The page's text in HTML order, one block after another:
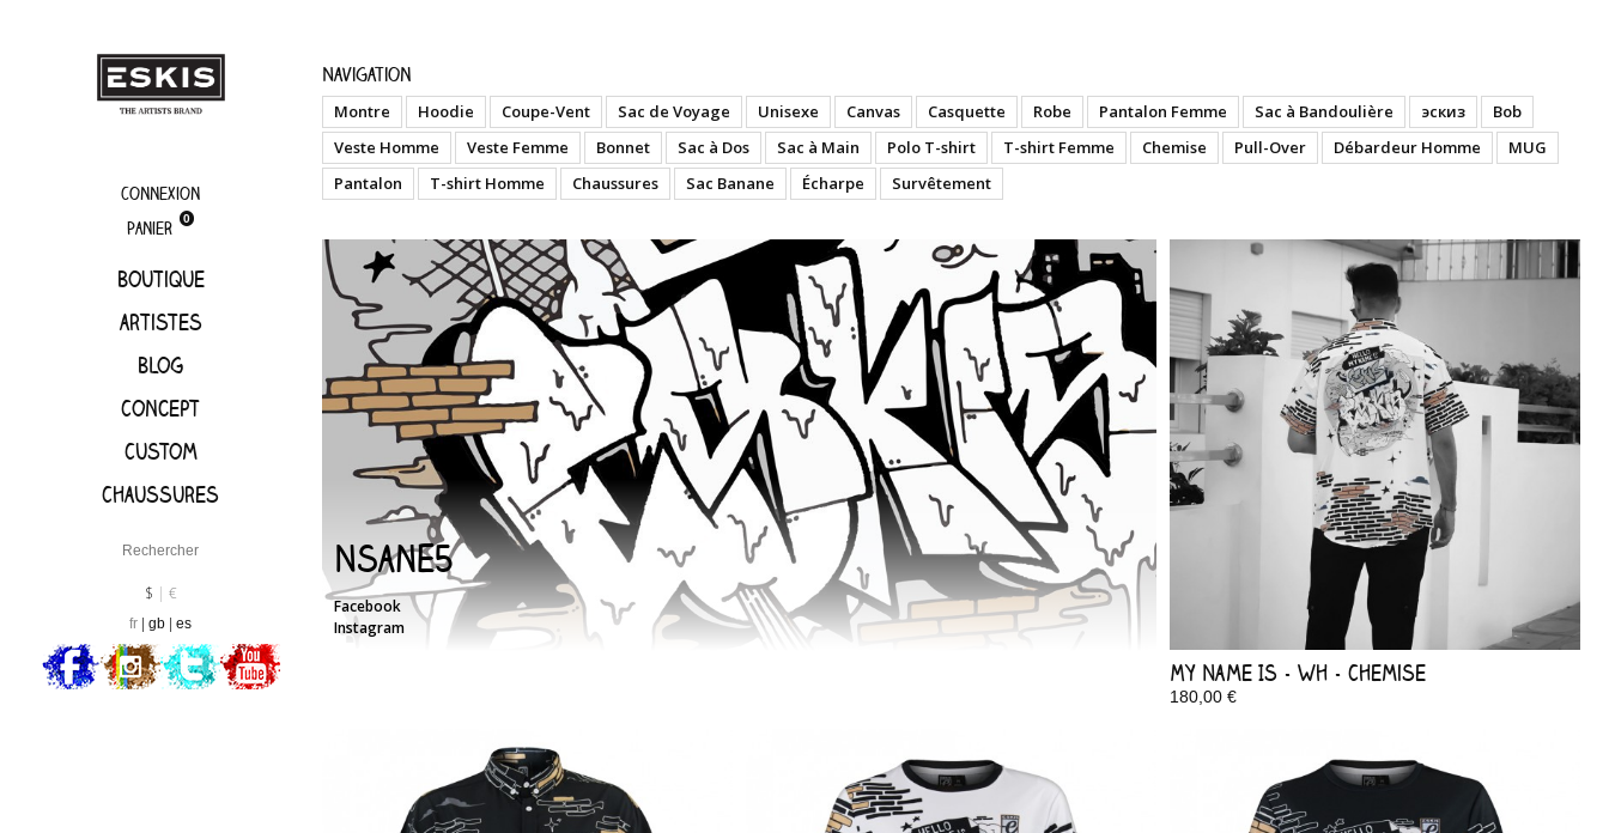
Connexion
Panier
0
Boutique
artistes
Blog
Concept
Custom
Chaussures
$ €
fr gb es
artistes
Navigation
Montre Hoodie Coupe-Vent Sac de Voyage Unisexe Canvas Casquette Robe Pantalon Femme Sac à Bandoulière эскиз
Bob
Veste Homme
Veste Femme Bonnet Sac à Dos Sac à Main Polo T-shirt T-shirt Femme Chemise Pull-Over Débardeur Homme
MUG
Pantalon
T-shirt Homme Chaussures Sac Banane Écharpe Survêtement
Nsane5
Facebook
Instagram
My Name Is - Wh - Chemise
180,00 €